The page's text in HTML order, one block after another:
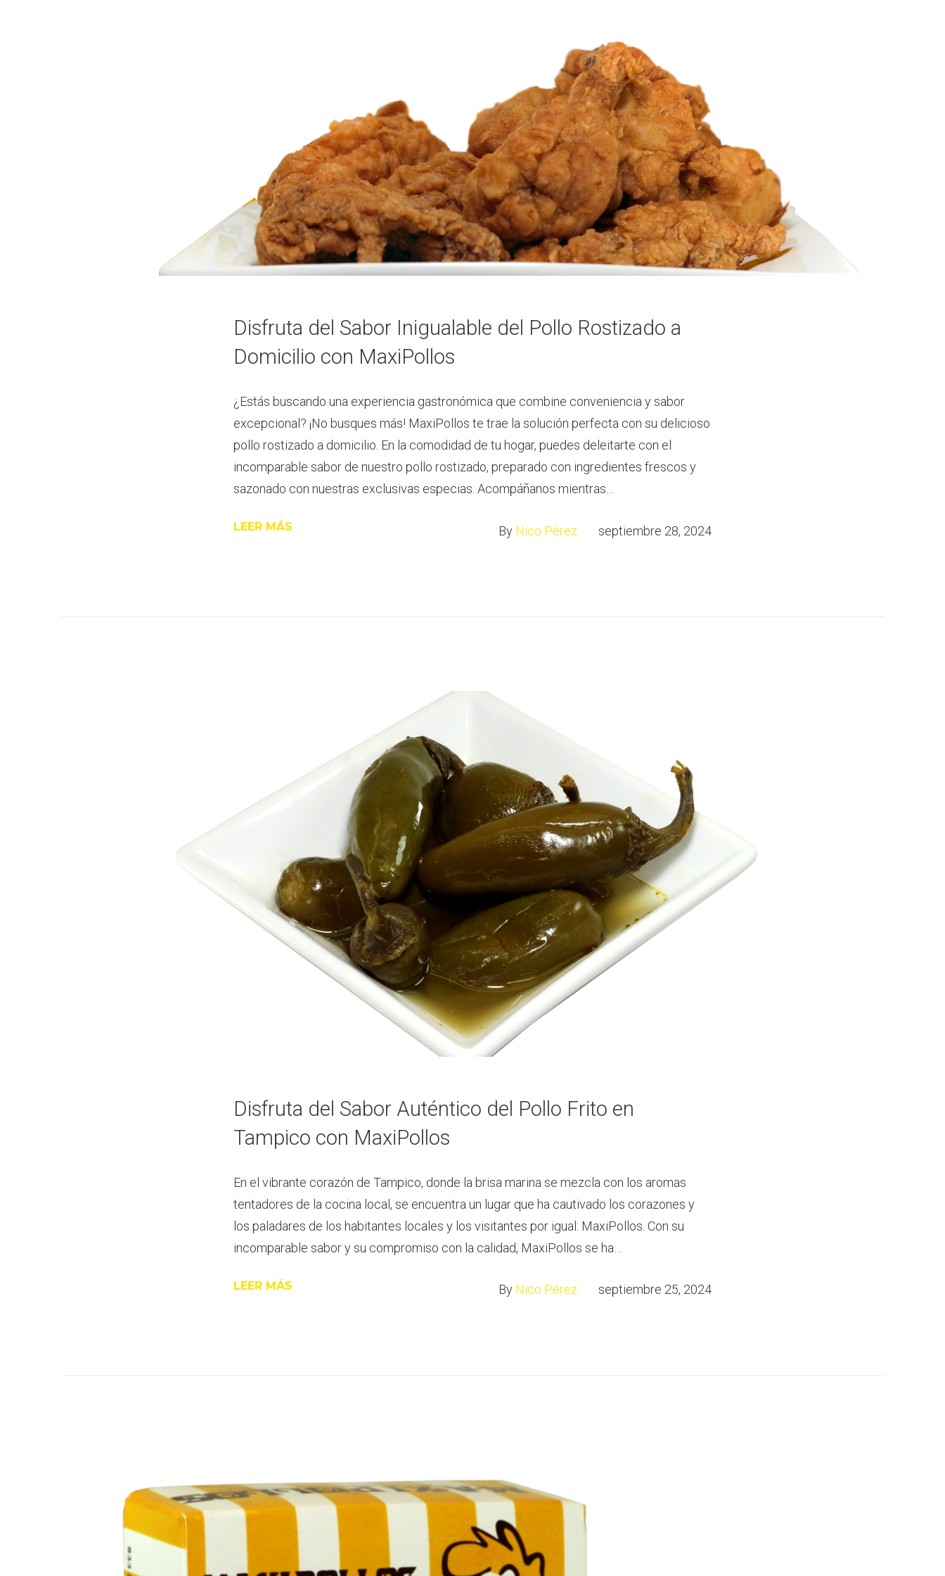
Disfruta del Sabor Inigualable del Pollo Rostizado a
Domicilio con MaxiPollos
¿Estás buscando una experiencia gastronómica que combine conveniencia y sabor
excepcional? ¡No busques más! MaxiPollos te trae la solución perfecta con su delicioso
pollo rostizado a domicilio. En la comodidad de tu hogar, puedes deleitarte con el
incomparable sabor de nuestro pollo rostizado, preparado con ingredientes frescos y
sazonado con nuestras exclusivas especias. Acompáñanos mientras…
LEER MÁS By Nico Pérez septiembre 28, 2024
Disfruta del Sabor Auténtico del Pollo Frito en
Tampico con MaxiPollos
En el vibrante corazón de Tampico, donde la brisa marina se mezcla con los aromas
tentadores de la cocina local, se encuentra un lugar que ha cautivado los corazones y
los paladares de los habitantes locales y los visitantes por igual: MaxiPollos. Con su
incomparable sabor y su compromiso con la calidad, MaxiPollos se ha…
LEER MÁS By Nico Pérez septiembre 25, 2024